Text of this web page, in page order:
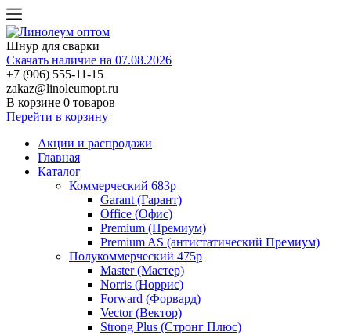
Шнур для сварки
Скачать наличие на 07.08.2026
+7 (906) 555-11-15
zakaz@linoleumopt.ru
В корзине 0 товаров
Перейти в корзину
Акции и распродажи
Главная
Каталог
Коммерческий 683р
Garant (Гарант)
Office (Офис)
Premium (Премиум)
Premium AS (антистатический Премиум)
Полукоммерческий 475р
Master (Мастер)
Norris (Норрис)
Forward (Форвард)
Vector (Вектор)
Strong Plus (Стронг Плюс)